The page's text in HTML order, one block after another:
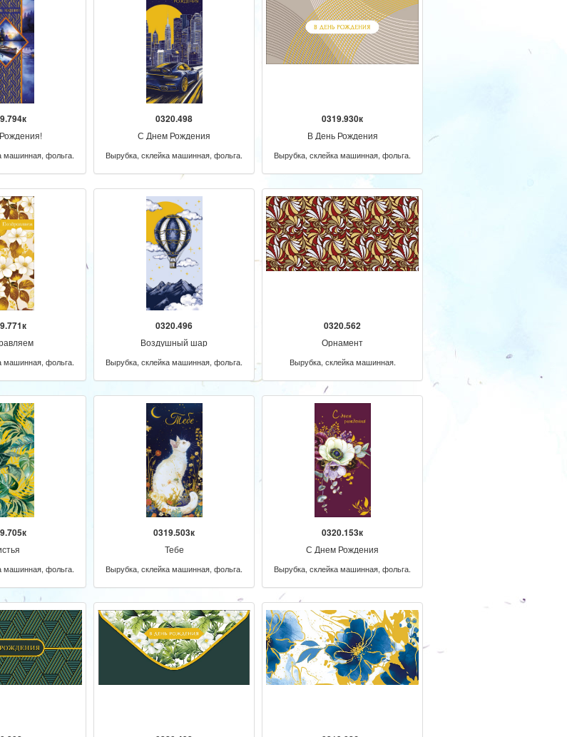
машинная, фольга.
0320.498
С Днем Рождения
Вырубка, склейка машинная, фольга.
0319.930к
В День Рождения
Вырубка, склейка машинная, фольга.
машинная, фольга.
0320.496
Воздушный шар
Вырубка, склейка машинная, фольга.
0320.562
Орнамент
Вырубка, склейка машинная.
машинная, фольга.
0319.503к
Тебе
Вырубка, склейка машинная, фольга.
0320.153к
С Днем Рождения
Вырубка, склейка машинная, фольга.